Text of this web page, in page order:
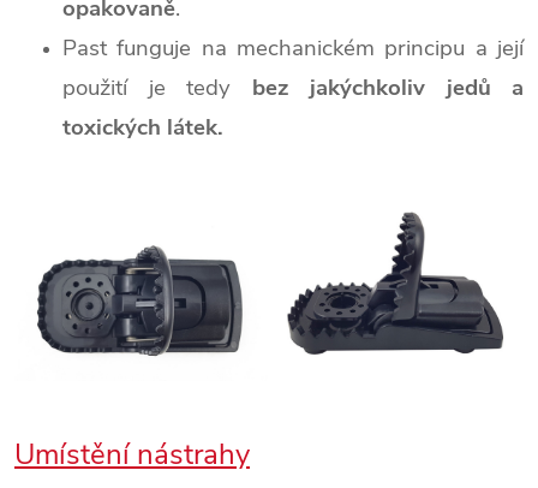
opakovaně.
Past funguje na mechanickém principu a její
použití je tedy bez jakýchkoliv jedů a
toxických látek.
Umístění nástrahy